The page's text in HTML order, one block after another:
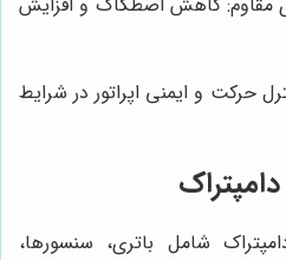
حرکت و ایمنی اپراتور در شرایط
شامل باتری، سنسورها،